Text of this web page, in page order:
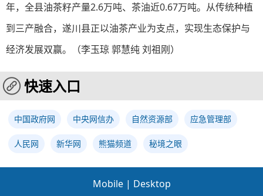
年，全县油茶籽产量2.6万吨、茶油近0.67万吨。从传统种植
到三产融合，遂川县正以油茶产业为支点，实现生态保护与
经济发展双赢。（李玉琼 郭慧纯 刘祖刚）
快速入口
中国政府网 中央网信办 自然资源部 应急管理部
人民网 新华网 熊猫频道 秘境之眼
Mobile | Desktop